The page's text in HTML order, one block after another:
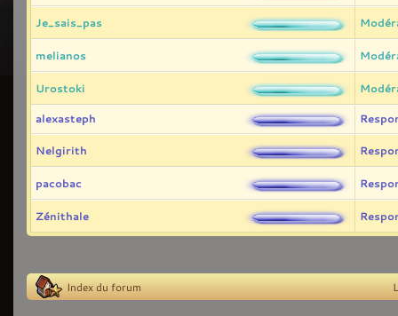
Je_sais_pas
melianos
Urostoki
alexasteph
Nelgirith
pacobac
Zénithale
Index du forum